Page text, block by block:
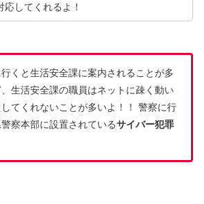
応してくれるよ！
くと生活安全課に案内されることが多
生活安全課の職員はネットに疎く動い
てくれないことが多いよ！！ 警察に行
察本部に設置されているサイバー犯罪